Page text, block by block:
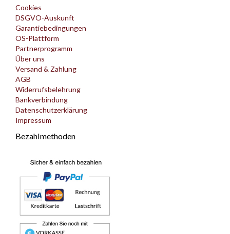
Cookies
DSGVO-Auskunft
Garantiebedingungen
OS-Plattform
Partnerprogramm
Über uns
Versand & Zahlung
AGB
Widerrufsbelehrung
Bankverbindung
Datenschutzerklärung
Impressum
Bezahlmethoden